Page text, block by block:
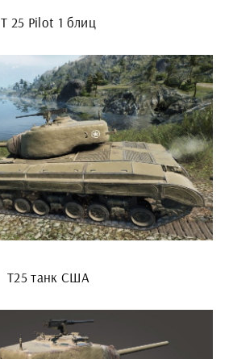
Т 25 Pilot 1 блиц
Т25 танк США